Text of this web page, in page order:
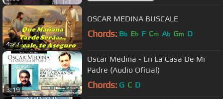
4:27
OSCAR MEDINA BUSCALE
Chords: Bb Eb F Cm Ab Gm D
3:19
Oscar Medina - En La Casa De Mi
Padre (Audio Oficial)
Chords: G C D